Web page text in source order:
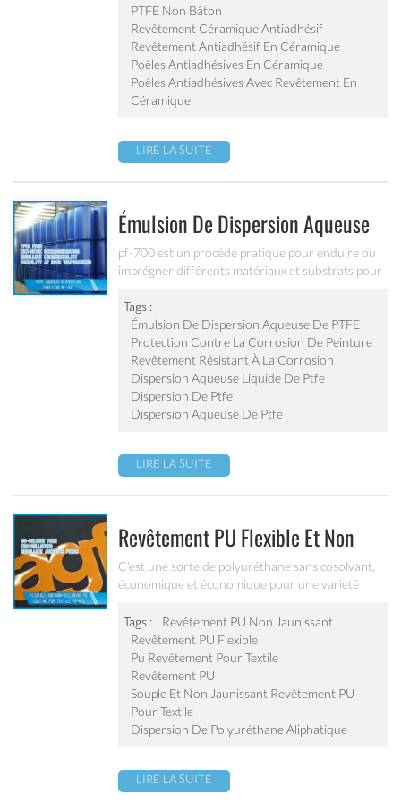
externe de la poêle à frire, de la marmite, de la
plaque de cuisson, de la poêle à frire électrique et
du récipient intérieur de la cuisinière électrique,
etc.
PTFE Non Bâton
Revêtement Céramique Antiadhésif
Revêtement Antiadhésif En Céramique
Poêles Antiadhésives En Céramique
Poêles Antiadhésives Avec Revêtement En
Céramique
LIRE LA SUITE
Émulsion De Dispersion Aqueuse
De Ptfe Pf-700
pf-700 est un procédé pratique pour enduire ou
imprégner différents matériaux et substrats pour
fluoroplastiques comme la résistance chimique, le
faible coefficient de frottement, d'excellentes
caractéristiques diélectriques et de relâchement
et un large spectre de température de service.
Tags :
Émulsion De Dispersion Aqueuse De PTFE
Protection Contre La Corrosion De Peinture
Revêtement Résistant À La Corrosion
Dispersion Aqueuse Liquide De Ptfe
Dispersion De Ptfe
Dispersion Aqueuse De Ptfe
LIRE LA SUITE
Revêtement PU Flexible Et Non
Jaunissant Pour Textile Pu-403
C'est une sorte de polyuréthane sans cosolvant,
économique et économique pour une variété
Tags :
Revêtement PU Non Jaunissant
Revêtement PU Flexible
Pu Revêtement Pour Textile
Revêtement PU
Souple Et Non Jaunissant Revêtement PU
Pour Textile
Dispersion De Polyuréthane Aliphatique
LIRE LA SUITE